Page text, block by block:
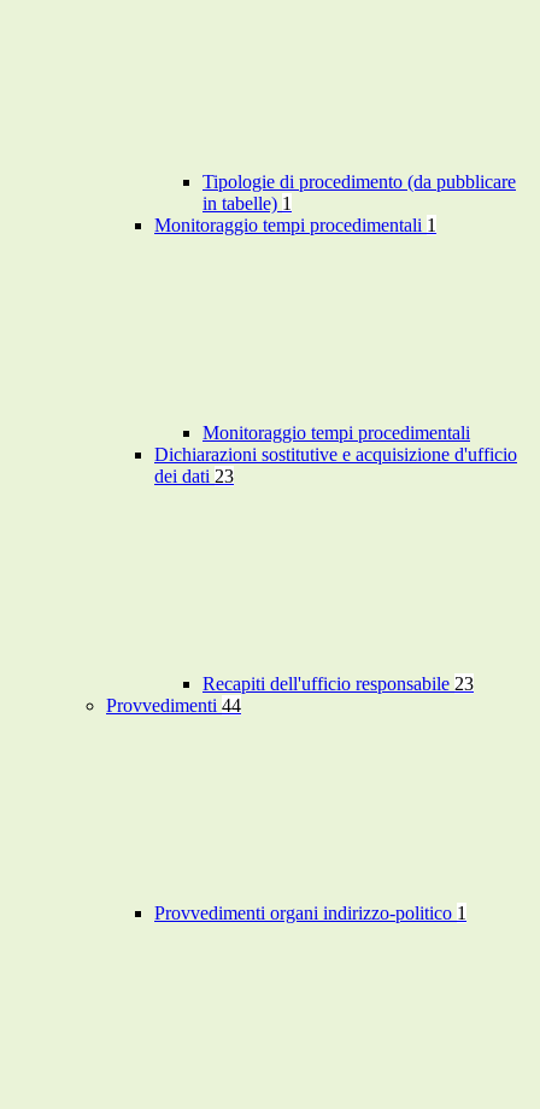
Tipologie di procedimento (da pubblicare
in tabelle) 1
Monitoraggio tempi procedimentali 1
Monitoraggio tempi procedimentali
Dichiarazioni sostitutive e acquisizione d'ufficio
dei dati 23
Recapiti dell'ufficio responsabile 23
Provvedimenti 44
Provvedimenti organi indirizzo-politico 1